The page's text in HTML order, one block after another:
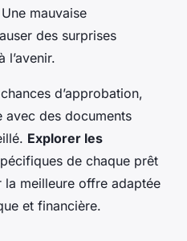
mauvaise
des surprises
l’avenir.
d’approbation,
avec des documents
Explorer les
de chaque prêt
meilleure offre adaptée
et financière.